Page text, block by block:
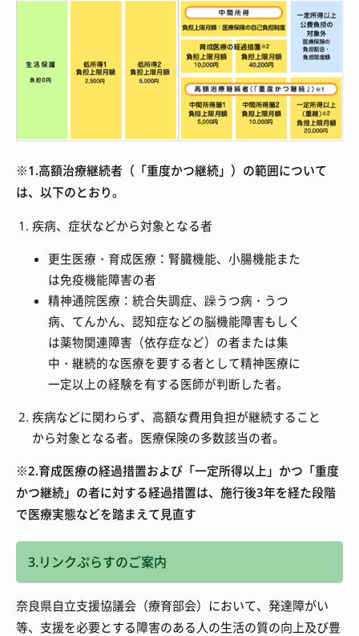
※1.高額治療継続者（「重度かつ継続」）の範囲について
は、以下のとおり。
疾病、症状などから対象となる者
更生医療・育成医療：腎臓機能、小腸機能また
は免疫機能障害の者
精神通院医療：統合失調症、躁うつ病・うつ
病、てんかん、認知症などの脳機能障害もしく
は薬物関連障害（依存症など）の者または集
中・継続的な医療を要する者として精神医療に
一定以上の経験を有する医師が判断した者。
疾病などに関わらず、高額な費用負担が継続すること
から対象となる者。医療保険の多数該当の者。
※2.育成医療の経過措置および「一定所得以上」かつ「重度
かつ継続」の者に対する経過措置は、施行後3年を経た段階
で医療実態などを踏まえて見直す
3.リンクぷらすのご案内
奈良県自立支援協議会（療育部会）において、発達障がい
等、支援を必要とする障害のある人の生活の質の向上及び豊